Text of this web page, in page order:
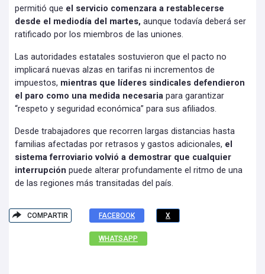
permitió que el servicio comenzara a restablecerse
desde el mediodía del martes, aunque todavía deberá ser
ratificado por los miembros de las uniones.
Las autoridades estatales sostuvieron que el pacto no
implicará nuevas alzas en tarifas ni incrementos de
impuestos, mientras que líderes sindicales defendieron
el paro como una medida necesaria para garantizar
“respeto y seguridad económica” para sus afiliados.
Desde trabajadores que recorren largas distancias hasta
familias afectadas por retrasos y gastos adicionales, el
sistema ferroviario volvió a demostrar que cualquier
interrupción puede alterar profundamente el ritmo de una
de las regiones más transitadas del país.
COMPARTIR FACEBOOK X
WHATSAPP